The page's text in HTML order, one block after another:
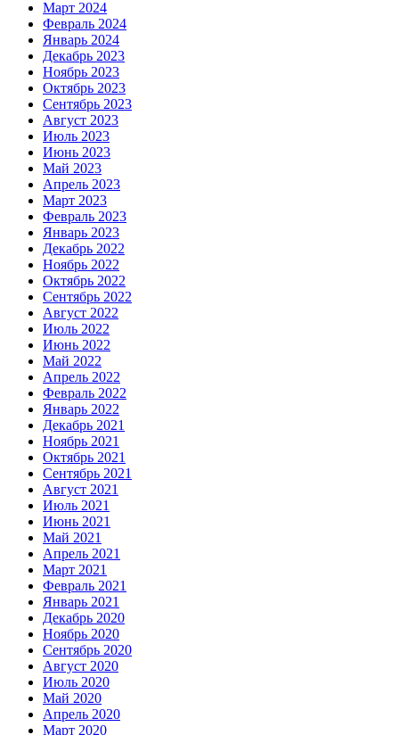
Март 2024
Февраль 2024
Январь 2024
Декабрь 2023
Ноябрь 2023
Октябрь 2023
Сентябрь 2023
Август 2023
Июль 2023
Июнь 2023
Май 2023
Апрель 2023
Март 2023
Февраль 2023
Январь 2023
Декабрь 2022
Ноябрь 2022
Октябрь 2022
Сентябрь 2022
Август 2022
Июль 2022
Июнь 2022
Май 2022
Апрель 2022
Февраль 2022
Январь 2022
Декабрь 2021
Ноябрь 2021
Октябрь 2021
Сентябрь 2021
Август 2021
Июль 2021
Июнь 2021
Май 2021
Апрель 2021
Март 2021
Февраль 2021
Январь 2021
Декабрь 2020
Ноябрь 2020
Сентябрь 2020
Август 2020
Июль 2020
Май 2020
Апрель 2020
Март 2020